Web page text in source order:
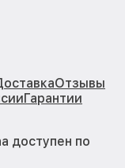
Отзывы
Гарантии
доступен по